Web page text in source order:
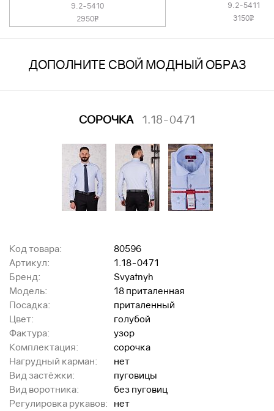
9.2-5410
2950v
9.2-5411
3150v
ДОПОЛНИТЕ СВОЙ МОДНЫЙ ОБРАЗ
СОРОЧКА 1.18-0471
Код товара:
80596
Артикул:
1.18-0471
Бренд:
Svyatnyh
Модель:
18 приталенная
Посадка:
приталенный
Цвет:
голубой
Фактура:
узор
Комплектация:
сорочка
Нагрудный карман:
нет
Вид застёжки:
пуговицы
Вид воротника:
без пуговиц
Регулировка рукавов:
нет